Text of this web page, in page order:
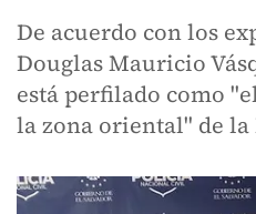
De acuerdo con los
Douglas Mauricio
está perfilado como
la zona oriental" de la